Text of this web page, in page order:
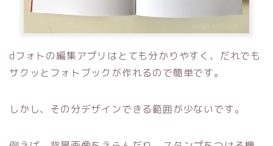
dフォトの編集アプリはとても分かりやすく、だれでも
サクッとフォトブックが作れるので簡単です。
しかし、その分デザインできる範囲が少ないです。